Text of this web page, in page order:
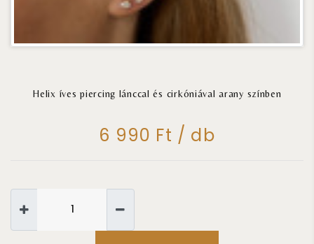
Helix íves piercing lánccal és cirkóniával arany színben
6 990 Ft / db